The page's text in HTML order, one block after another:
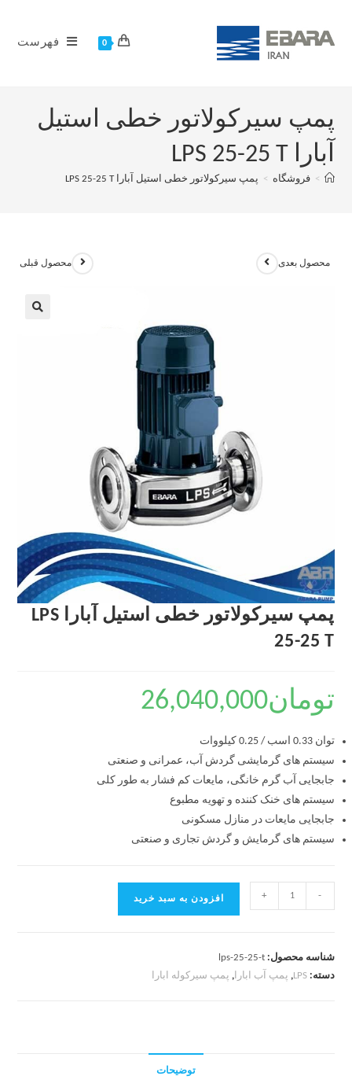
0 فهرست
پمپ سیرکولاتور خطی استیل
آبارا LPS 25-25 T
> فروشگاه > پمپ سیرکولاتور خطی استیل آبارا LPS 25-25 T
محصول قبلی محصول بعدی
پمپ سیرکولاتور خطی استیل آبارا LPS
25-25 T
تومان26,040,000
توان 0.33 اسب / 0.25 کیلووات
سیستم های گرمایشی گردش آب، عمرانی و صنعتی
جابجایی آب گرم خانگی، مایعات کم فشار به طور کلی
سیستم های خنک کننده و تهویه مطبوع
جابجایی مایعات در منازل مسکونی
سیستم های گرمایش و گردش تجاری و صنعتی
-
+ افزودن به سبد خرید
شناسه محصول:lps-25-25-t
دسته:LPS
, پمپ آب ابارا, پمپ سیرکوله ابارا
توضیحات